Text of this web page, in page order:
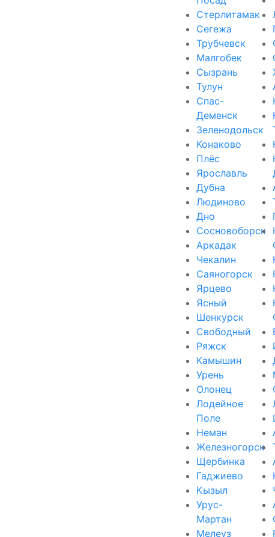
Стерлитамак
Сегежа
Трубчевск
Малгобек
Сызрань
Тулун
Спас-
Деменск
Зеленодольск
Конаково
Плёс
Ярославль
Дубна
Людиново
Дно
Сосновоборск
Аркадак
Чекалин
Саяногорск
Ярцево
Ясный
Шенкурск
Свободный
Ряжск
Камышин
Урень
Олонец
Лодейное
Поле
Неман
Железногорск
Щербинка
Гаджиево
Кызыл
Урус-
Мартан
Мелеуз